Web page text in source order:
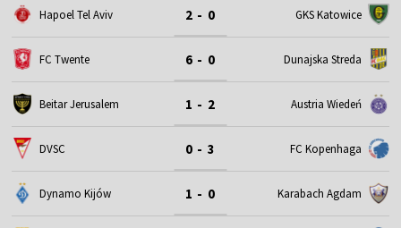
Hapoel Tel Aviv 2 - 0 GKS Katowice
FC Twente 6 - 0 Dunajska Streda
Beitar Jerusalem 1 - 2 Austria Wiedeń
DVSC 0 - 3 FC Kopenhaga
Dynamo Kijów 1 - 0 Karabach Agdam